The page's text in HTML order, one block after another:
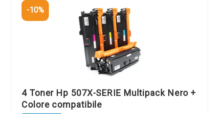
-10%
4 Toner Hp 507X-SERIE Multipack Nero +
Colore compatibile